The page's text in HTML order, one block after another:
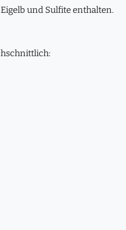
und Sulfite enthalten.